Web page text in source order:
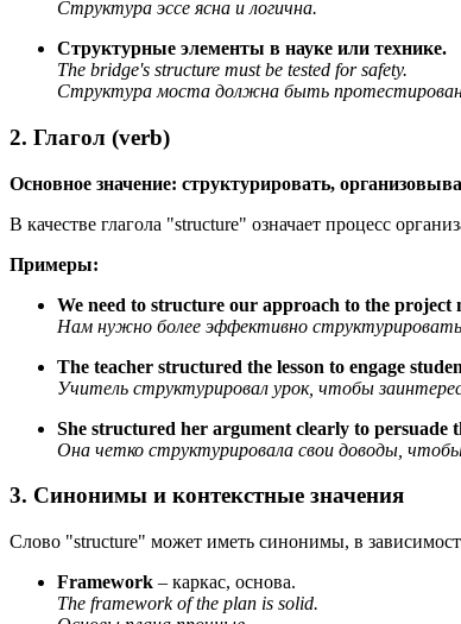
Структура эссе ясна и логична.
Структурные элементы в науке или технике.
The bridge's structure must be tested for safety.
Структура моста должна быть
2. Глагол (verb)
Основное значение: структурировать,
В качестве глагола "structure" означает процесс
Примеры:
We need to structure our approach to the project
Нам нужно более эффективно
The teacher structured the lesson to engage
Учитель структурировал урок, чтобы
She structured her argument clearly to persuade
Она четко структурировала свои доводы,
3. Синонимы и контекстные значения
Слово "structure" может иметь синонимы, в
Framework – каркас, основа.
The framework of the plan is solid.